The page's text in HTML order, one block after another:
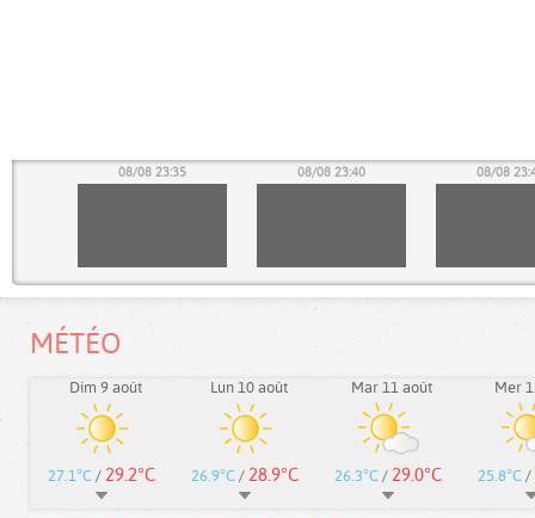
08/08 23:35 08/08 23:40 08/08
MÉTÉO
Dim 9 août
27.1°C / 29.2°C
Lun 10 août
26.9°C / 28.9°C
Mar 11 août
26.3°C / 29.0°C
Mer
25.8°C /